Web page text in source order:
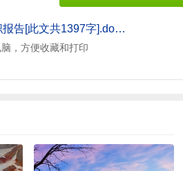
《检测中心支部书记述职报告[此文共1397字].doc》
，方便收藏和打印